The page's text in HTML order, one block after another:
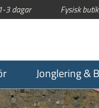
3 dagar Fysisk butik
Jonglering &